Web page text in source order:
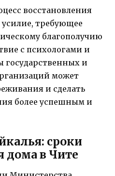
восстановления
требующее
благополучию
с психологами и
государственных и
может
и сделать
более успешным и
сроки
дома в Чите